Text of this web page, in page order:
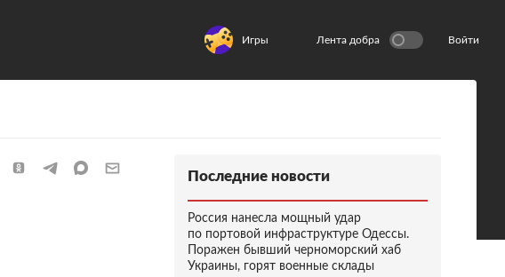
Игры Лента добра Войти
Последние новости
Россия нанесла мощный удар
по портовой инфраструктуре Одессы.
Поражен бывший черноморский хаб
Украины, горят военные склады